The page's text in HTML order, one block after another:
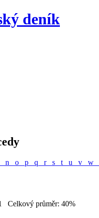
deník
n o p q r s t u v w
Celkový průměr: 40%